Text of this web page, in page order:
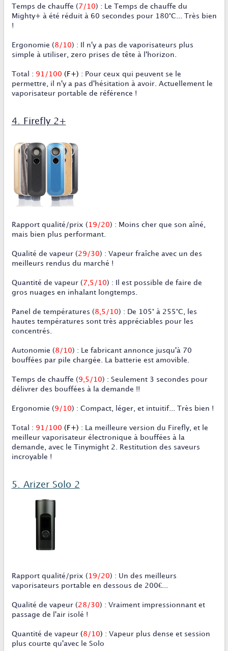
Temps de chauffe (7/10) : Le Temps de chauffe du
Mighty+ à été réduit à 60 secondes pour 180°C... Très bien
!
Ergonomie (8/10) :
Il n'y a pas de vaporisateurs plus
simple à utiliser, zero prises de tête à l'horizon.
Total : 91/100 (F+) : Pour ceux qui peuvent se le
permettre, il n'y a pas d'hésitation à avoir. Actuellement le
vaporisateur portable de référence !
4. Firefly 2+
Rapport qualité/prix ( 19/20) : Moins cher que son aîné,
mais bien plus performant.
Qualité de vapeur(29/30) : Vapeur fraîche avec un des
meilleurs rendus du marché !
Quantité de vapeur (7,5/10) :
Il est possible de faire de
gros nuages en inhalant longtemps.
Panel de températures (8,5/10) : De 105° à 255°C, les
hautes températures sont très appréciables pour les
concentrés.
Autonomie (8/10) :
Le fabricant annonce jusqu'à 70
bouffées par pile chargée. La batterie est amovible
Temps de chauffe (9,5/10) : Seulement 3 secondes pour
délivrer des bouffées à la demande !!
Ergonomie (9/10) : Compact, léger, et intuitif... Très bien !
Total : 91/100 (F+) :
La meilleure version du Firefly, et le
meilleur vaporisateur électronique à bouffées à la
demande, avec le Tinymight 2. Restitution des saveurs
incroyable !
5. Arizer Solo 2
Rapport qualité/prix ( 19/20) : Un des meilleurs
vaporisateurs portable en dessous de 200€...
Qualité de vapeur (28/30) : Vraiment impressionnant et
passage de l'air isolé !
Quantité de vapeur(8/10) : Vapeur plus dense et session
plus courte qu'avec le Solo